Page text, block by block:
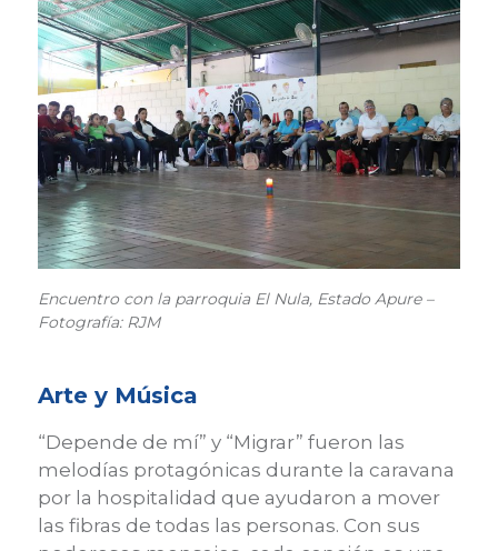
Encuentro con la parroquia El Nula, Estado Apure –
Fotografía: RJM
Arte y Música
“Depende de mí” y “Migrar” fueron las
melodías protagónicas durante la caravana
por la hospitalidad que ayudaron a mover
las fibras de todas las personas. Con sus